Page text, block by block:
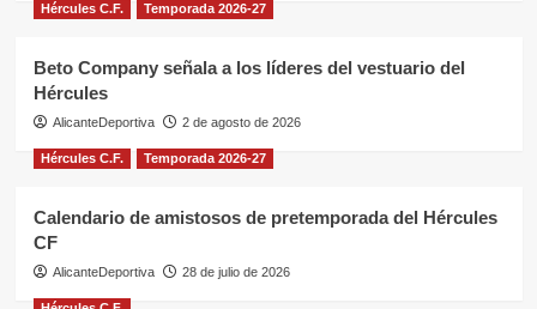
Hércules C.F. Temporada 2026-27
Beto Company señala a los líderes del vestuario del
Hércules
AlicanteDeportiva 2 de agosto de 2026
Hércules C.F. Temporada 2026-27
Calendario de amistosos de pretemporada del Hércules
CF
AlicanteDeportiva 28 de julio de 2026